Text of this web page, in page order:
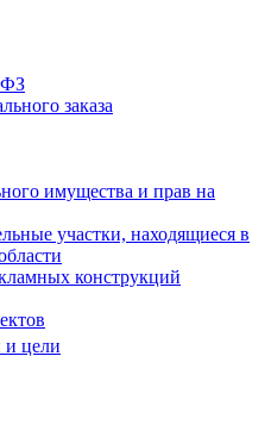
ФЗ
заказа
имущества и прав на
участки, находящиеся в
конструкций
и цели